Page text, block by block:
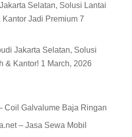
Selatan, Solusi Lantai
Jadi Premium 7
Jakarta Selatan, Solusi
& Kantor! 1 March, 2026
Coil Galvalume Baja Ringan
– Jasa Sewa Mobil